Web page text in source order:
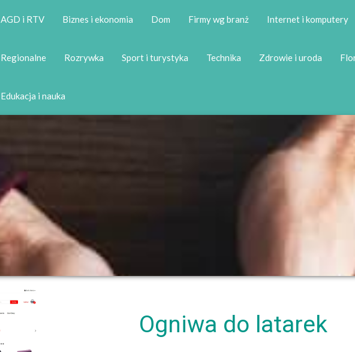
AGD i RTV Biznes i ekonomia Dom Firmy wg branż Internet i komputery
Regionalne Rozrywka Sport i turystyka Technika Zdrowie i uroda
Edukacja i nauka
Ogniwa do latarek